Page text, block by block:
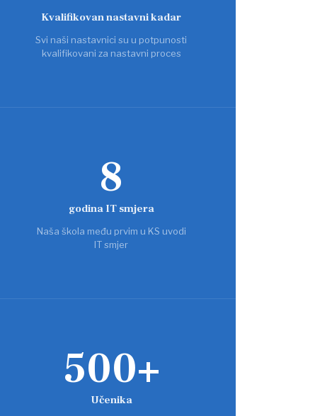
Kvalifikovan nastavni kadar
Svi naši nastavnici su u potpunosti
kvalifikovani za nastavni proces
8
godina IT smjera
Naša škola među prvim u KS uvodi
IT smjer
500+
Učenika